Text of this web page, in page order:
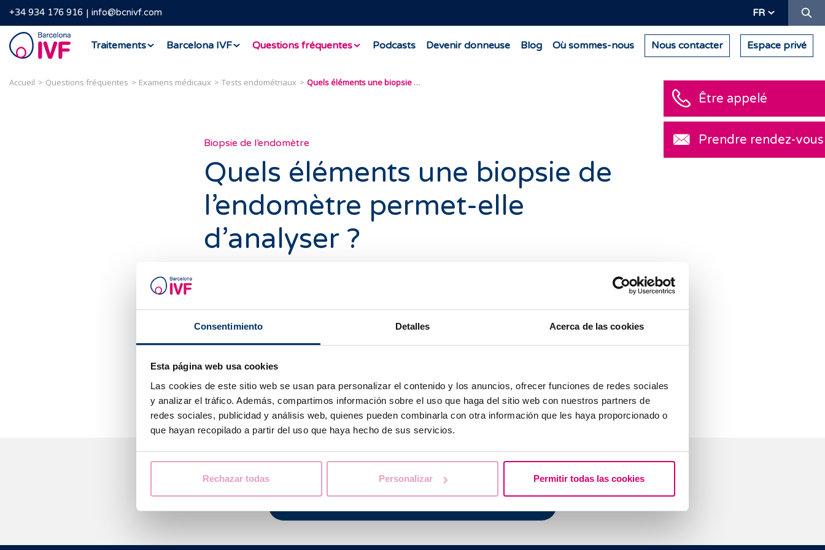
Consentimiento Detalles Acerca de las cookies
Esta página web usa cookies
Las cookies de este sitio web se usan para personalizar el contenido y los anuncios, ofrecer funciones de redes sociales
y analizar el tráfico. Además, compartimos información sobre el uso que haga del sitio web con nuestros partners de
redes sociales, publicidad y análisis web, quienes pueden combinarla con otra información que les haya proporcionado o
que hayan recopilado a partir del uso que haya hecho de sus servicios.
Rechazar todas Personalizar Permitir todas las cookies
+34 934 176 916 info@bcnivf.com FR
Barcelona
IVF
Traitements Barcelona IVF Questions fréquentes Podcasts Devenir donneuse Blog Où sommes-nous Nous contacter Espace privé
Accueil Questions fréquentes Examens médicaux Tests endométriaux Quels éléments une biopsie de l’endomètre permet-elle d’analyser ?
Biopsie de l’endomètre
Quels éléments une biopsie de
l’endomètre permet-elle
d’analyser ?
Le tissu prélevé lors d’une biopsie de l’endomètre permet de réaliser différentes analyses.
Descultures microbiologiquespeuvent être réalisées afin d’écarter la présence
d’organismes pathogènes au sein de l’utérus.
gènes impliqués dans la fenêtre d’implantation, ou à des analyses du microbiote qui
établissent le profil de la flore bactérienne habituelle de la cavité utérine.
Nous vous aidons à trouver les réponses à vos questions
Être appelé
Prendre rendez-vous